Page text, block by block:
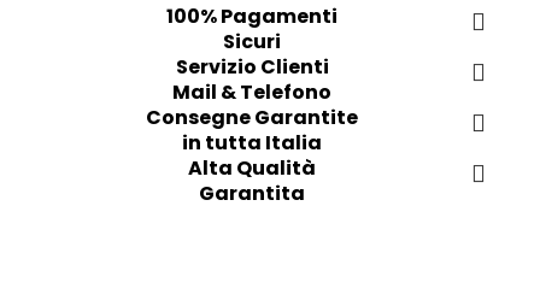
100% Pagamenti
Sicuri
Servizio Clienti
Mail & Telefono
Consegne Garantite
in tutta Italia
Alta Qualità
Garantita